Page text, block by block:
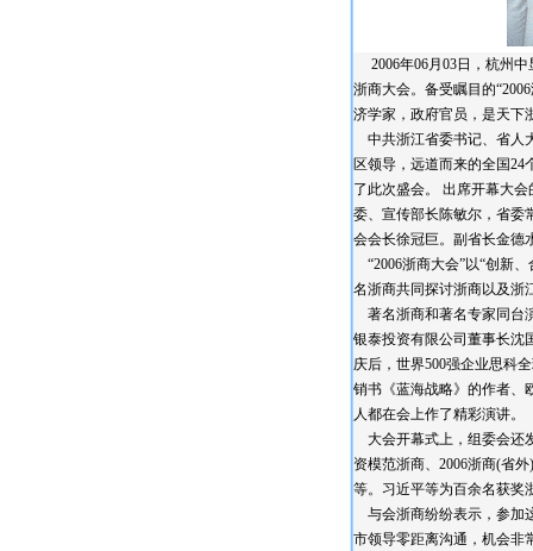
2006年06月03日，杭州中
浙商大会。备受瞩目的
济学家，政府官员，是天下
中共浙江省委书记、省人
区领导，远道而来的全国
了此次盛会。 出席开幕大
委、宣传部长陈敏尔，省委
会会长徐冠巨。副省长金德
“2006浙商大会”以“创新
名浙商共同探讨浙商以及浙
著名浙商和著名专家同台
银泰投资有限公司董事长沈
庆后，世界500强企业思科
销书《蓝海战略》的作者、
人都在会上作了精彩演讲。
大会开幕式上，组委会还
资模范浙商、2006浙商(省
等。习近平等为百余名获奖
与会浙商纷纷表示，参加
市领导零距离沟通，机会非